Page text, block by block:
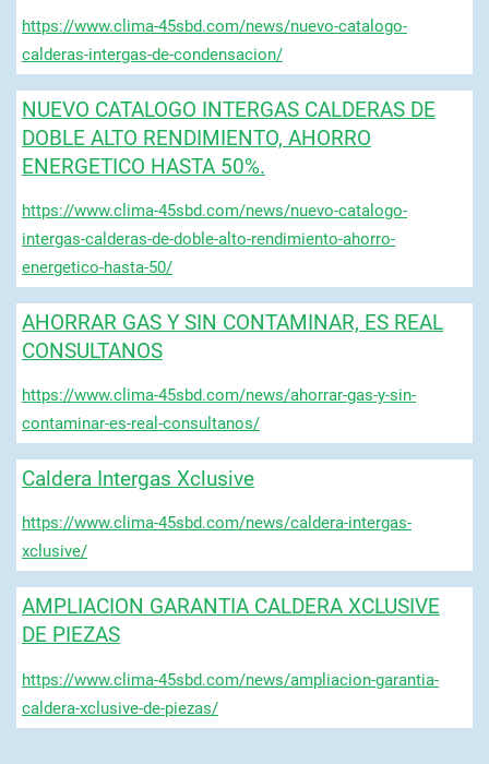
https://www.clima-45sbd.com/news/nuevo-catalogo-
calderas-intergas-de-condensacion/
NUEVO CATALOGO INTERGAS CALDERAS DE
DOBLE ALTO RENDIMIENTO, AHORRO
ENERGETICO HASTA 50%.
https://www.clima-45sbd.com/news/nuevo-catalogo-
intergas-calderas-de-doble-alto-rendimiento-ahorro-
energetico-hasta-50/
AHORRAR GAS Y SIN CONTAMINAR, ES REAL
CONSULTANOS
https://www.clima-45sbd.com/news/ahorrar-gas-y-sin-
contaminar-es-real-consultanos/
Caldera Intergas Xclusive
https://www.clima-45sbd.com/news/caldera-intergas-
xclusive/
AMPLIACION GARANTIA CALDERA XCLUSIVE
DE PIEZAS
https://www.clima-45sbd.com/news/ampliacion-garantia-
caldera-xclusive-de-piezas/